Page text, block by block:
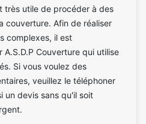
très utile de procéder à des
couverture. Afin de réaliser
complexes, il est
Couverture qui utilise
Si vous voulez des
veuillez le téléphoner
un devis sans qu'il soit